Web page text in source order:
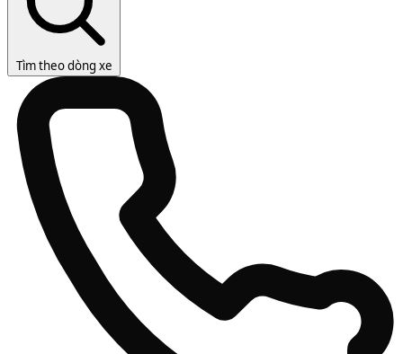
Tìm theo dòng xe